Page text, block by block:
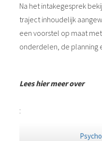
Na het intakegesprek
traject inhoudelijk
een voorstel op maat
onderdelen, de planning
Lees hier meer over
: